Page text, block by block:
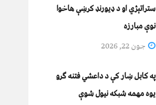
ستراتېژي او د ډیورنډ کرښې هاخوا
نوې مبارزه
جون 22, 2026
په کابل ښار کې د داعشي فتنه ګرو
يوه مهمه شبکه نيول شوې